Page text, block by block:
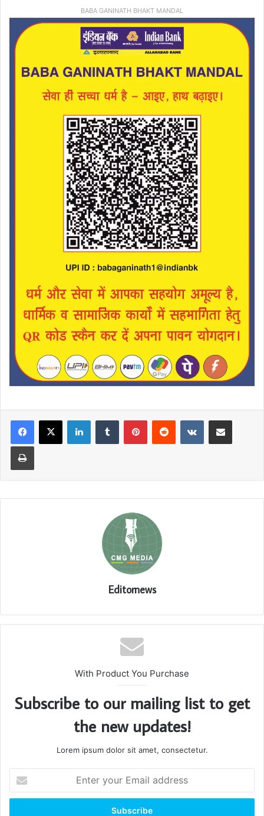
BABA GANINATH BHAKT MANDAL
LinkedInTumblr PinterestReddit VKontakteShare via Email
Print
Editornews
With Product You Purchase
Subscribe to our mailing list to get
the new updates!
Lorem ipsum dolor sit amet, consectetur.
your
Email